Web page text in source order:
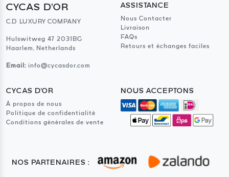
CYCAS D'OR
C.D LUXURY COMPANY
Hulswitweg 47 2031BG
Haarlem, Netherlands
Email: info@cycasdor.com
ASSISTANCE
Nous Contacter
Livraison
FAQs
Retours et échanges faciles
CYCAS D'OR
À propos de nous
Politique de confidentialité
Conditions générales de vente
NOUS ACCEPTONS
NOS PARTENAIRES :